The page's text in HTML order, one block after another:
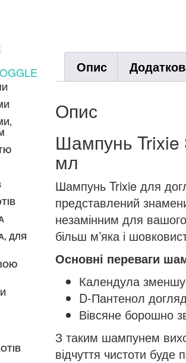
Опис
Опис
Шампунь Trixie
мл
Шампунь Trixie для
представлений
незамінним для
більш м’яка і
Основні переваги
Календула
D-Пантенол
Вівсяне борошно
З таким шампунем
відчуття чистоти буде
ДЛЯ